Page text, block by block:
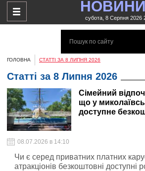
НОВИНИ
субота, 8 Серпня 2026
ГОЛОВНА СТАТТІ ЗА 8 ЛИПНЯ 2026
Статті за 8 Липня 2026
Сімейний
що у
доступне
08.07.2026 в 14:10
Чи є серед приватних платних
атракціонів безкоштовні доступні